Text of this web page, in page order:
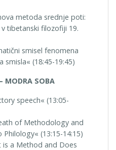
metoda srednje poti:
tibetanski filozofiji 19.
smisel fenomena
(18:45-19:45)
MODRA SOBA
speech« (13:05-
of Methodology and
Philology« (13:15-14:15)
is a Method and Does